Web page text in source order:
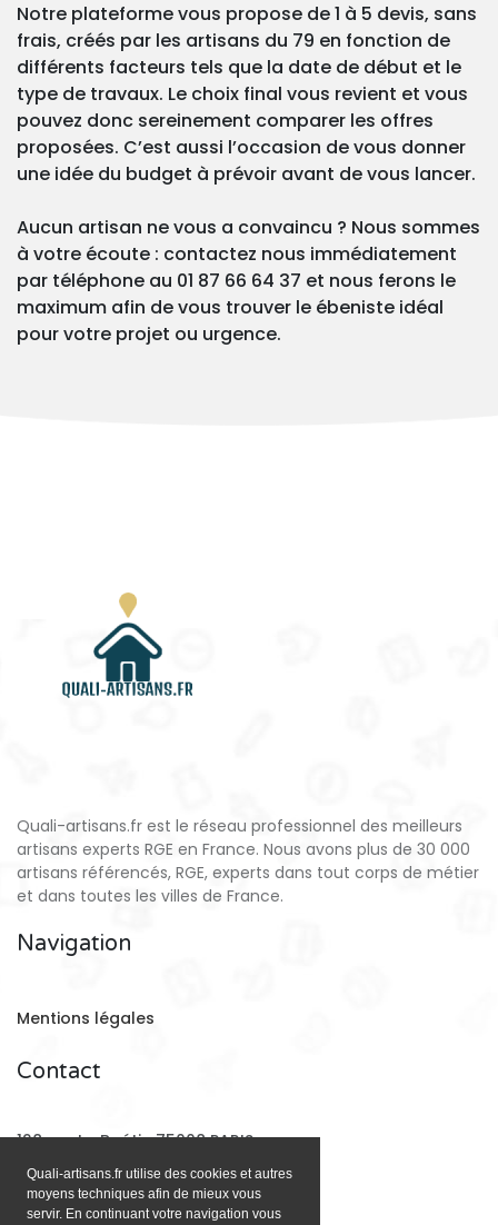
Quali-artisans.fr utilise des cookies et autres
moyens techniques afin de mieux vous
servir. En continuant votre navigation vous
Notre plateforme vous propose de 1 à 5 devis, sans
frais, créés par les artisans du 79 en fonction de
différents facteurs tels que la date de début et le
type de travaux. Le choix final vous revient et vous
pouvez donc sereinement comparer les offres
proposées. C’est aussi l’occasion de vous donner
une idée du budget à prévoir avant de vous lancer.
Aucun artisan ne vous a convaincu ? Nous sommes
à votre écoute : contactez nous immédiatement
par téléphone au 01 87 66 64 37 et nous ferons le
maximum afin de vous trouver le ébeniste idéal
pour votre projet ou urgence.
Quali-artisans.fr est le réseau professionnel des meilleurs
artisans experts RGE en France. Nous avons plus de 30 000
artisans référencés, RGE, experts dans tout corps de métier
et dans toutes les villes de France.
Navigation
Mentions légales
Contact
128 rue La Boétie 75008 PARIS
Email: contact@quali-artisans.fr